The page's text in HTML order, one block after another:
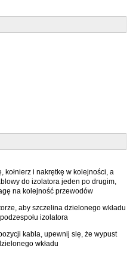
kołnierz i nakrętkę w kolejności, a
do izolatora jeden po drugim,
na kolejność przewodów
aby szczelina dzielonego wkładu
izolatora
kabla, upewnij się, że wypust
wkładu